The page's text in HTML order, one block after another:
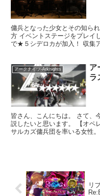
傭兵となった少女とその知ら
方 イベントステージをプレイ
で★５シデロカが加入！ 収集
アークナイツ-Arknights
ア
ラ
皆さん、こんにちは。 さて、
説したいと思います。 【オペ
サルカズ傭兵団を率いる女性
リ